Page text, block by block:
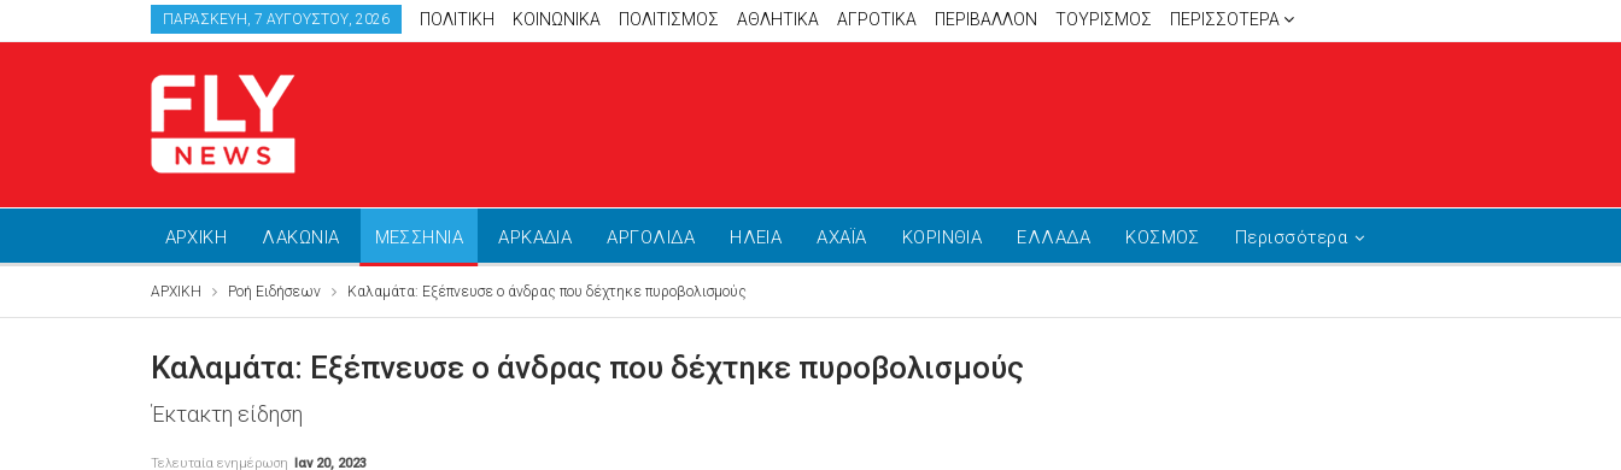
ΠΑΡΑΣΚΕΥΉ, 7 ΑΥΓΟΎΣΤΟΥ, 2026 ΠΟΛΙΤΙΚΗ ΚΟΙΝΩΝΙΚΑ ΠΟΛΙΤΙΣΜΟΣ ΑΘΛΗΤΙΚΆ ΑΓΡΟΤΙΚΑ ΠΕΡΙΒΑΛΛΟΝ ΤΟΥΡΙΣΜΟΣ ΠΕΡΙΣΣΌΤΕΡΑ
ΑΡΧΙΚΗ ΛΑΚΩΝΙΑ ΜΕΣΣΗΝΙΑ ΑΡΚΑΔΙΑ ΑΡΓΟΛΙΔΑ ΗΛΕΙΑ ΑΧΑΪΑ ΚΟΡΙΝΘΙΑ ΕΛΛΑΔΑ ΚΟΣΜΟΣ Περισσότερα
ΑΡΧΙΚΗ Ροή Ειδήσεων Καλαμάτα: Εξέπνευσε ο άνδρας που δέχτηκε πυροβολισμούς
Καλαμάτα: Εξέπνευσε ο άνδρας που δέχτηκε πυροβολισμούς
Έκτακτη είδηση
Τελευταία ενημέρωση Ιαν 20, 2023